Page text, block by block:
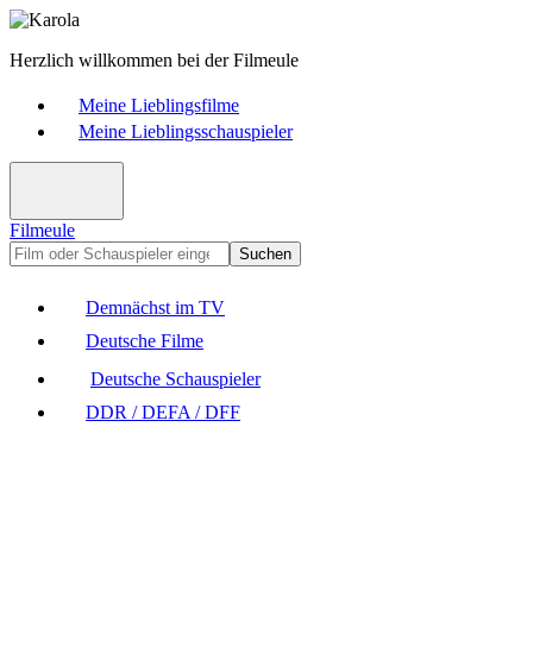
Herzlich willkommen bei der Filmeule
Meine Lieblingsfilme
Meine Lieblingsschauspieler
Filmeule
Suchen
Demnächst im TV
Deutsche Filme
Deutsche Schauspieler
DDR / DEFA / DFF